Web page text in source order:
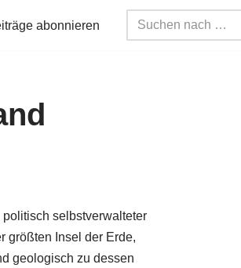
abonnieren
politisch selbstverwalteter
größten Insel der Erde,
geologisch zu dessen